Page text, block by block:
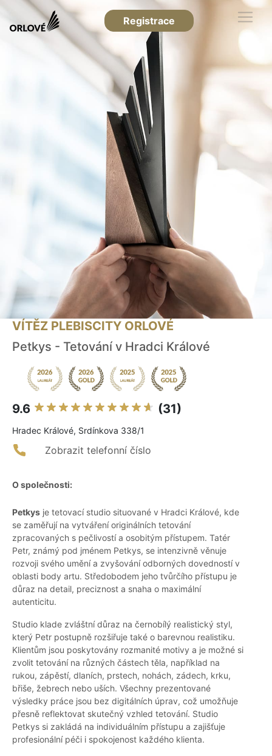
Registrace
VÍTĚZ PLEBISCITY ORLOVÉ
Petkys - Tetování v Hradci Králové
9.6 (31)
Hradec Králové, Srdínkova 338/1
Zobrazit telefonní číslo
O společnosti:
Petkys je tetovací studio situované v Hradci Králové, kde
se zaměřují na vytváření originálních tetování
zpracovaných s pečlivostí a osobitým přístupem. Tatér
Petr, známý pod jménem Petkys, se intenzivně věnuje
rozvoji svého umění a zvyšování odborných dovedností v
oblasti body artu. Středobodem jeho tvůrčího přístupu je
důraz na detail, preciznost a snaha o maximální
autenticitu.
Studio klade zvláštní důraz na černobílý realistický styl,
který Petr postupně rozšiřuje také o barevnou realistiku.
Klientům jsou poskytovány rozmanité motivy a je možné si
zvolit tetování na různých částech těla, například na
rukou, zápěstí, dlaních, prstech, nohách, zádech, krku,
břiše, žebrech nebo uších. Všechny prezentované
výsledky práce jsou bez digitálních úprav, což umožňuje
přesně reflektovat skutečný vzhled tetování. Studio
Petkys si zakládá na individuálním přístupu a zajišťuje
profesionální péči i spokojenost každého klienta.